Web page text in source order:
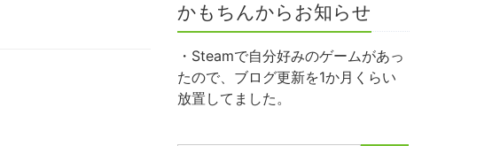
かもちんからお知らせ
・Steamで自分好みのゲームがあっ
たので、ブログ更新を1か月くらい
放置してました。